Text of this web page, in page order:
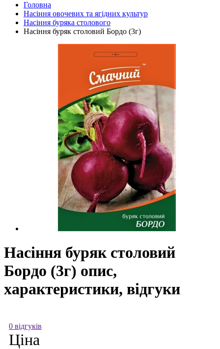
Головна
Насіння овочевих та ягідних культур
Насіння буряка столового
Насіння буряк столовий Бордо (3г)
Насіння буряк столовий
Бордо (3г) опис,
характеристики, відгуки
0 відгуків
Ціна